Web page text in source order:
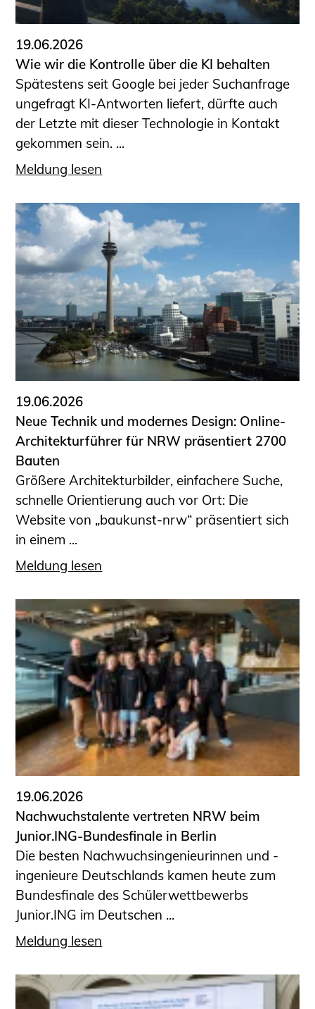
19.06.2026
Wie wir die Kontrolle über die KI behalten
Spätestens seit Google bei jeder Suchanfrage
ungefragt KI-Antworten liefert, dürfte auch
der Letzte mit dieser Technologie in Kontakt
gekommen sein. ...
Meldung lesen
19.06.2026
Neue Technik und modernes Design: Online-
Architekturführer für NRW präsentiert 2700
Bauten
Größere Architekturbilder, einfachere Suche,
schnelle Orientierung auch vor Ort: Die
Website von „baukunst-nrw“ präsentiert sich
in einem ...
Meldung lesen
19.06.2026
Nachwuchstalente vertreten NRW beim
Junior.ING-Bundesfinale in Berlin
Die besten Nachwuchsingenieurinnen und -
ingenieure Deutschlands kamen heute zum
Bundesfinale des Schülerwettbewerbs
Junior.ING im Deutschen ...
Meldung lesen